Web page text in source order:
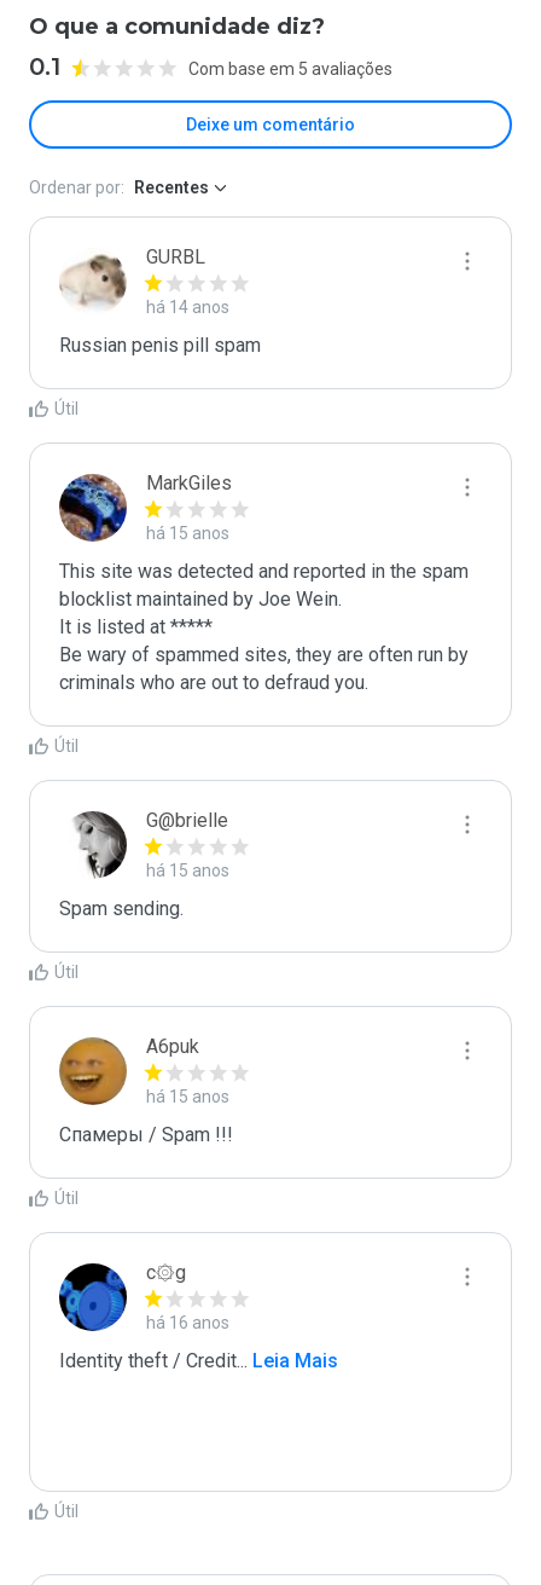
O que a comunidade diz?
0.1 Com base em 5 avaliações
Deixe um comentário
Ordenar por: Recentes
GURBL
há 14 anos
Russian penis pill spam
Útil
MarkGiles
há 15 anos
This site was detected and reported in the spam
blocklist maintained by Joe Wein.
It is listed at *****
Be wary of spammed sites, they are often run by
criminals who are out to defraud you.
Útil
G@brielle
há 15 anos
Spam sending.
Útil
A6puk
há 15 anos
Спамеры / Spam !!!
Útil
c۞g
há 16 anos
Identity theft / Credit... Leia Mais
Útil